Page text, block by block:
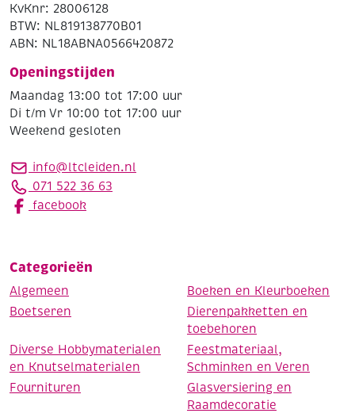
KvKnr: 28006128
BTW: NL819138770B01
ABN: NL18ABNA0566420872
Openingstijden
Maandag 13:00 tot 17:00 uur
Di t/m Vr 10:00 tot 17:00 uur
Weekend gesloten
info@ltcleiden.nl
071 522 36 63
facebook
Categorieën
Algemeen
Boeken en Kleurboeken
Boetseren
Dierenpakketten en
toebehoren
Diverse Hobbymaterialen
en Knutselmaterialen
Feestmateriaal,
Schminken en Veren
Fournituren
Glasversiering en
Raamdecoratie